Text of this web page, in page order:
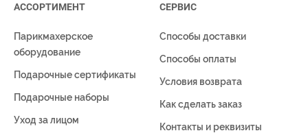
СЕРВИС
Способы доставки
Способы оплаты
Условия возврата
Как сделать заказ
Контакты и реквизиты
АССОРТИМЕНТ
Парикмахерское
оборудование
Подарочные сертификаты
Подарочные наборы
Уход за лицом